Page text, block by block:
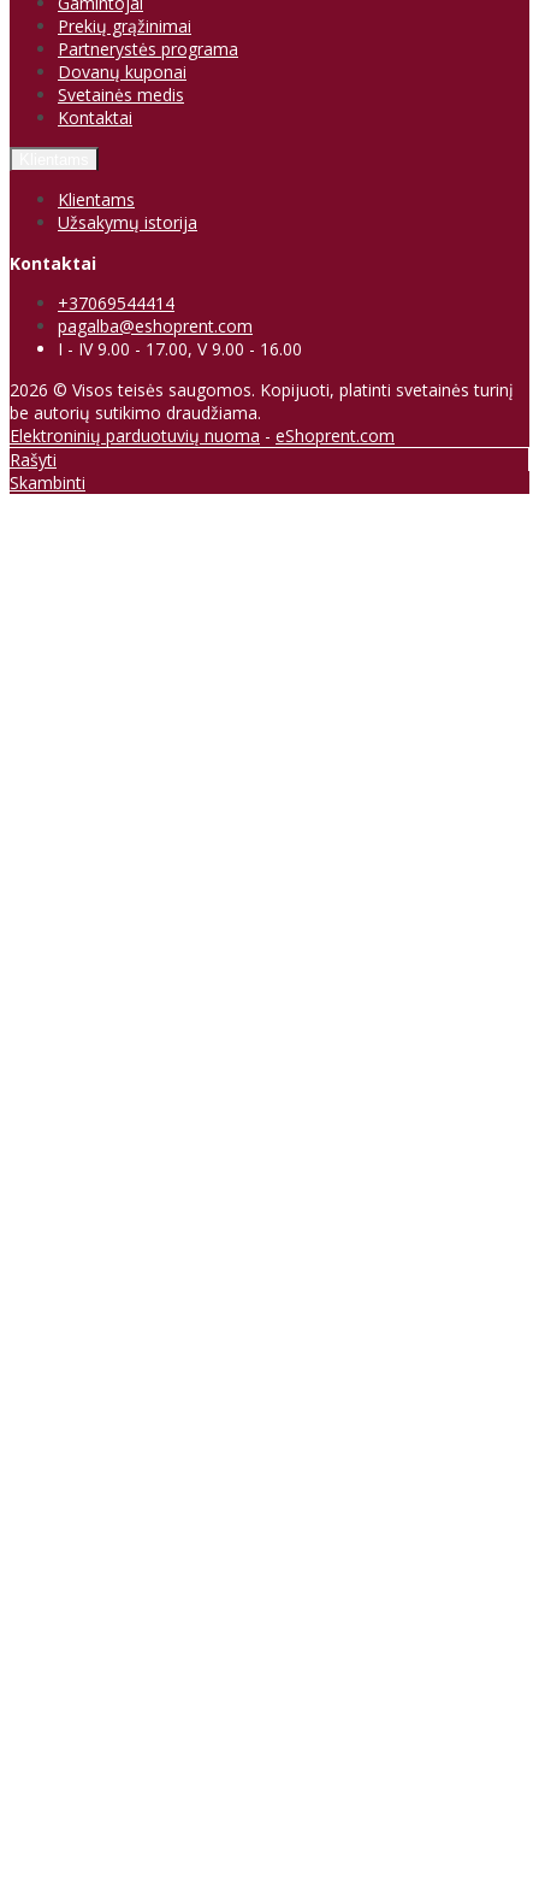
Prekių grąžinimai
Partnerystės programa
Dovanų kuponai
Svetainės medis
Kontaktai
Klientams
Užsakymų istorija
Kontaktai
+37069544414
pagalba@eshoprent.com
I - IV 9.00 - 17.00, V 9.00 - 16.00
2026 © Visos teisės saugomos. Kopijuoti, platinti svetainės turinį
be autorių sutikimo draudžiama.
Elektroninių parduotuvių nuoma - eShoprent.com
Rašyti
Skambinti